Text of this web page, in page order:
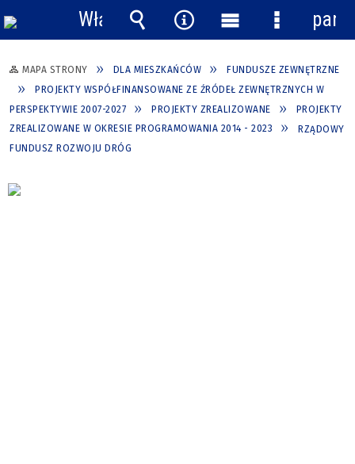
MAPA STRONY DLA MIESZKAŃCÓW
FUNDUSZE ZEWNĘTRZNE
PROJEKTY WSPÓŁFINANSOWANE ZE ŹRÓDEŁ ZEWNĘTRZNYCH W
PERSPEKTYWIE 2007-2027
PROJEKTY ZREALIZOWANE
PROJEKTY
ZREALIZOWANE W OKRESIE PROGRAMOWANIA 2014 - 2023
RZĄDOWY
FUNDUSZ ROZWOJU DRÓG
Włącz
powiadomienia
Wyszukiwarka
Narzędzia
Menu
główne
Menu
panel